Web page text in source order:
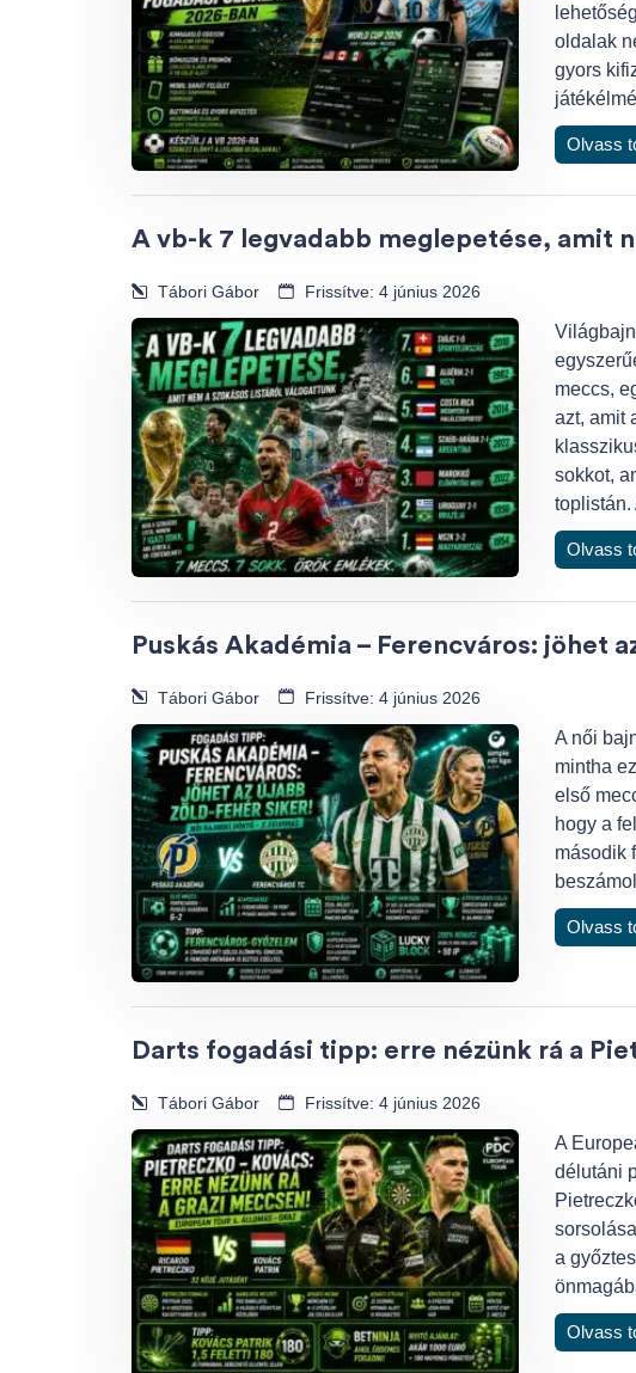
oldalak
gyors
Olvass
A vb-k 7 legvadabb meglepetése, amit
Tábori Gábor Frissítve: 4 június 2026
meccs,
azt, amit
sokkot,
Olvass
Puskás Akadémia – Ferencváros: jöhet
Tábori Gábor Frissítve: 4 június 2026
A női
mintha
első
hogy a
második
Olvass
Darts fogadási tipp: erre nézünk rá a
Tábori Gábor Frissítve: 4 június 2026
A
délutáni
a
Olvass